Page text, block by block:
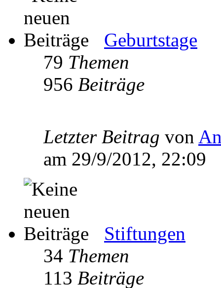
Geburtstage
79 Themen
956 Beiträge
Letzter Beitrag von
am 29/9/2012, 22:09
Stiftungen
34 Themen
113 Beiträge